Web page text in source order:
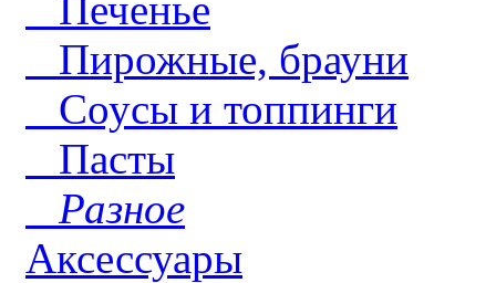
Пирожные, брауни
Соусы и топпинги
Пасты
Разное
Аксессуары